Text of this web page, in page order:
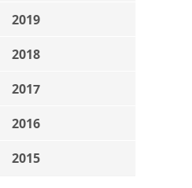
2019
2018
2017
2016
2015